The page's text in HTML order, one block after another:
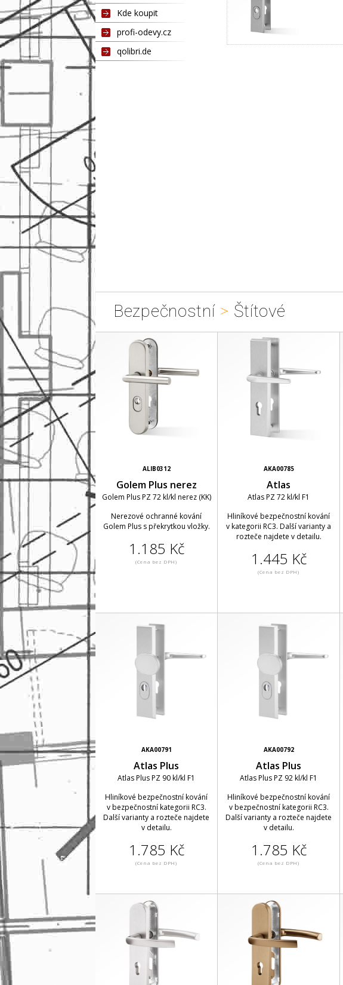
Kde koupit
profi-odevy.cz
qolibri.de
Bezpečnostní > Štítové
ALIB0312
Golem Plus nerez
Golem Plus PZ 72 kl/kl nerez (KK)
Nerezové ochranné kování
Golem Plus s překrytkou vložky.
1.185 Kč
(Cena bez DPH)
AKA00785
Atlas
Atlas PZ 72 kl/kl F1
Hliníkové bezpečnostní kování
v kategorii RC3. Další varianty a
rozteče najdete v detailu.
1.445 Kč
(Cena bez DPH)
AKA00791
Atlas Plus
Atlas Plus PZ 90 kl/kl F1
Hliníkové bezpečnostní kování
v bezpečnostní kategorii RC3.
Další varianty a rozteče najdete
v detailu.
1.785 Kč
(Cena bez DPH)
AKA00792
Atlas Plus
Atlas Plus PZ 92 kl/kl F1
Hliníkové bezpečnostní kování
v bezpečnostní kategorii RC3.
Další varianty a rozteče najdete
v detailu.
1.785 Kč
(Cena bez DPH)